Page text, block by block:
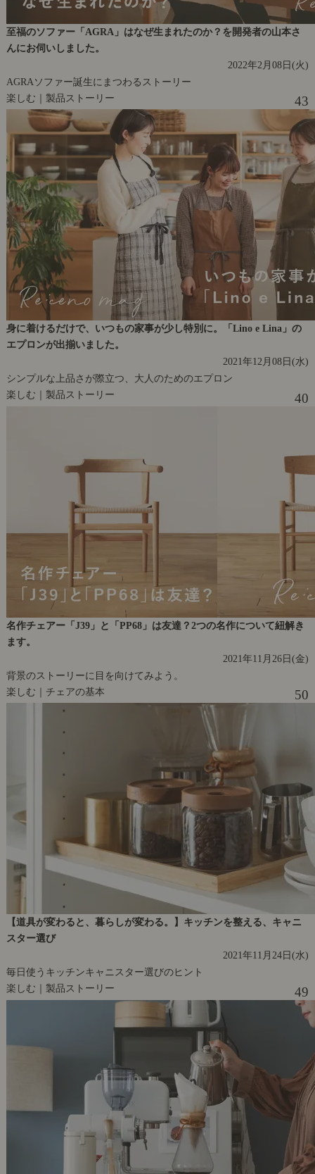
至福のソファー「AGRA」はなぜ生まれたのか？を開発者の山本さ
んにお伺いしました。
2022年2月08日(火)
AGRAソファー誕生にまつわるストーリー
楽しむ｜製品ストーリー
43
身に着けるだけで、いつもの家事が少し特別に。「Lino e Lina」の
エプロンが出揃いました。
2021年12月08日(水)
シンプルな上品さが際立つ、大人のためのエプロン
楽しむ｜製品ストーリー
40
名作チェアー「J39」と「PP68」は友達？2つの名作について紐解き
ます。
2021年11月26日(金)
背景のストーリーに目を向けてみよう。
楽しむ｜チェアの基本
50
【道具が変わると、暮らしが変わる。】キッチンを整える、キャニ
スター選び
2021年11月24日(水)
毎日使うキッチンキャニスター選びのヒント
楽しむ｜製品ストーリー
49